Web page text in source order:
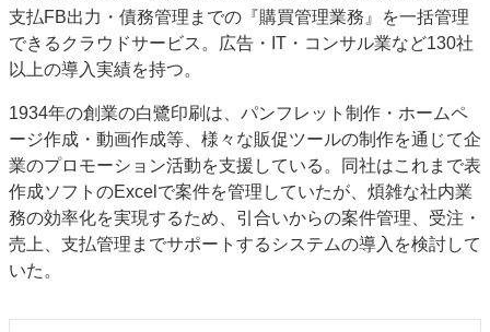
2022 見える化・MIS特集
特集・デジタル印刷 アイデアで勝負！ ～多様なビジネス・多彩な商材～
JAPAN PACK 2023 特集
特集・デジタル印刷 ～ 新成長軌道を描く
案内
発刊案内
JFPI印刷用語集 印刷機材年鑑
運営
会社案内
支払FB出力・債務管理までの『購買管理業務』を一括管理
できるクラウドサービス。広告・IT・コンサル業など130社
以上の導入実績を持つ。
1934年の創業の白鷺印刷は、パンフレット制作・ホームペ
ージ作成・動画作成等、様々な販促ツールの制作を通じて企
業のプロモーション活動を支援している。同社はこれまで表
作成ソフトのExcelで案件を管理していたが、煩雑な社内業
務の効率化を実現するため、引合いからの案件管理、受注・
売上、支払管理までサポートするシステムの導入を検討して
いた。